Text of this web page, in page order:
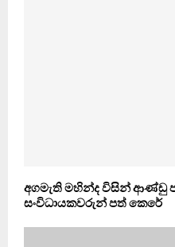
අගමැති මහින්ද විසින් ආණ්ඩු
සංවිධායකවරුන් පත් කෙරේ